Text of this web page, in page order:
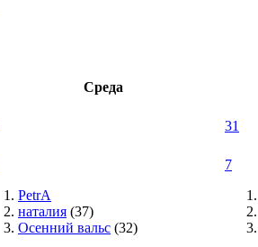
Среда
31
PetrA
наталия (37)
Осенний вальс (32)
7